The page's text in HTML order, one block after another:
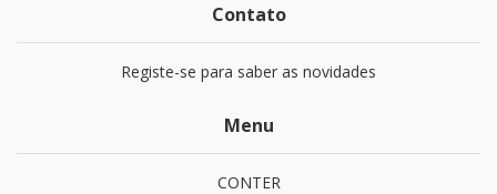
Contato
Registe-se para saber as novidades
Menu
CONTER